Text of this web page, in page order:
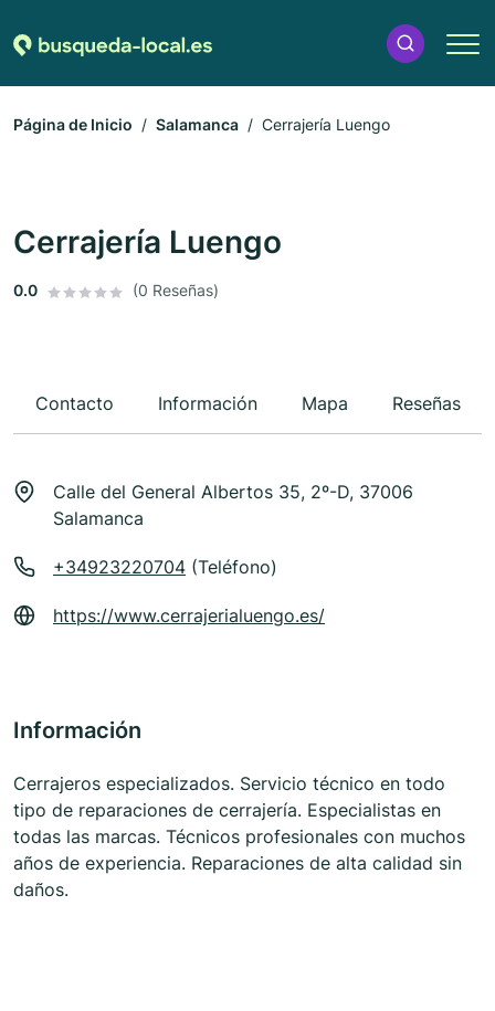
Página de Inicio Salamanca Cerrajería Luengo
Cerrajería Luengo
0.0 (0 Reseñas)
Contacto Información Mapa Reseñas
Calle del General Albertos 35, 2º-D, 37006
Salamanca
+34923220704 (Teléfono)
https://www.cerrajerialuengo.es/
Información
Cerrajeros especializados. Servicio técnico en todo
tipo de reparaciones de cerrajería. Especialistas en
todas las marcas. Técnicos profesionales con muchos
años de experiencia. Reparaciones de alta calidad sin
daños.